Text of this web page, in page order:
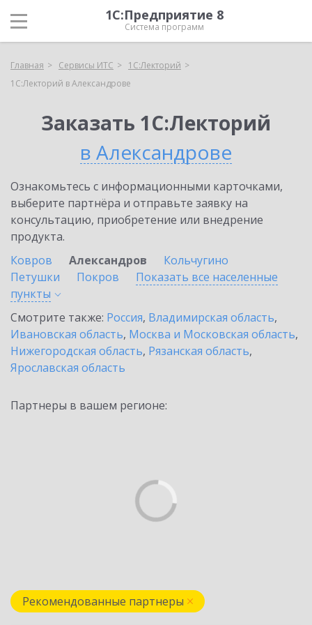
1С:Предприятие 8
Система программ
Главная Сервисы ИТС
1С:Лекторий
1С:Лекторий в Александрове
Заказать 1С:Лекторий
в Александрове
Ознакомьтесь с информационными карточками,
выберите партнёра и отправьте заявку на
консультацию, приобретение или внедрение
продукта.
Ковров
Александров
Кольчугино
Петушки
Покров
Показать все населенные
пункты
Смотрите также: Россия, Владимирская область,
Ивановская область, Москва и Московская область,
Нижегородская область, Рязанская область,
Ярославская область
Партнеры в вашем регионе:
Рекомендованные партнеры